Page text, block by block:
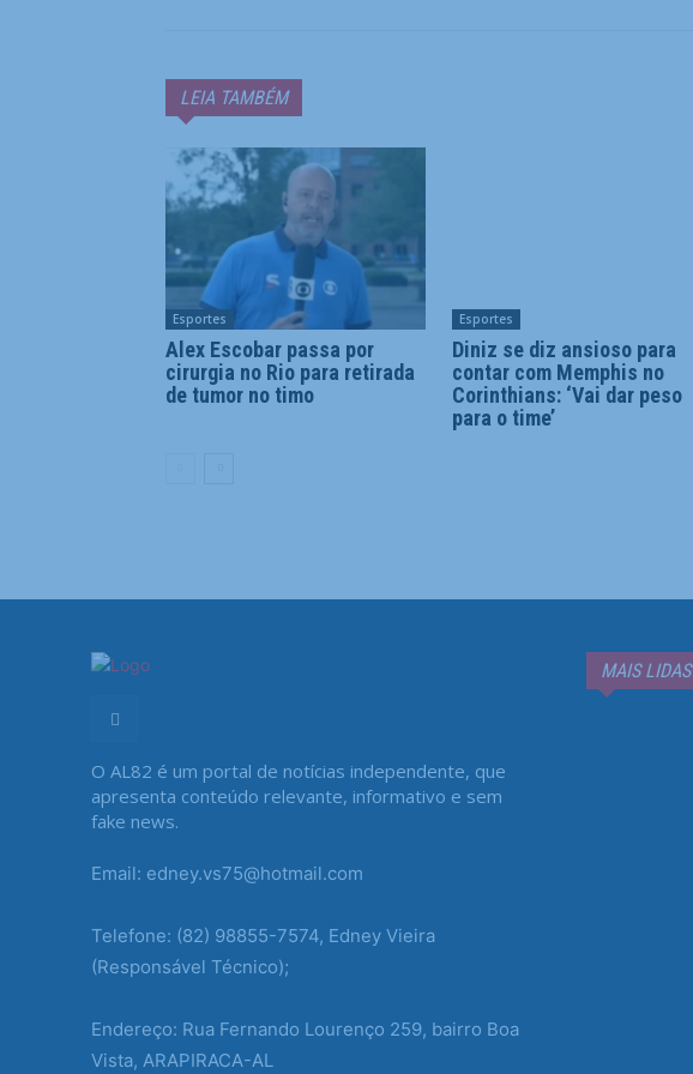
LEIA TAMBÉM
Esportes
Alex Escobar passa por
cirurgia no Rio para retirada
de tumor no timo
Esportes
Diniz se diz ansioso para
contar com Memphis no
Corinthians: ‘Vai dar peso
para o time’
O AL82 é um portal de notícias independente, que
apresenta conteúdo relevante, informativo e sem
fake news.
Email: edney.vs75@hotmail.com
Telefone: (82) 98855-7574, Edney Vieira
(Responsável Técnico);
Endereço: Rua Fernando Lourenço 259, bairro Boa
Vista, ARAPIRACA-AL
MAIS LIDAS